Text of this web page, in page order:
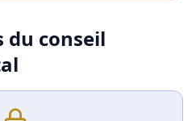
du conseil